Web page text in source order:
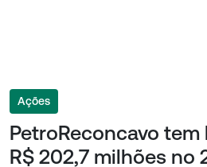
Ações
PetroReconcavo
R$ 202,7 milhões no